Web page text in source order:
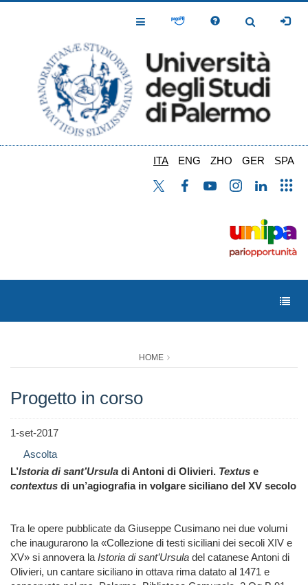
Toggle
Toggle
ITA ENG ZHO GER SPA
HOME
Progetto in corso
1-set-2017
Ascolta
L’Istoria di sant’Ursula di Antoni di Olivieri. Textus e
contextus di un’agiografia in volgare siciliano del XV secolo
Tra le opere pubblicate da Giuseppe Cusimano nei due volumi
che inaugurarono la «Collezione di testi siciliani dei secoli XIV e
XV» si annovera laIstoria di sant’Ursula del catanese Antoni di
Olivieri, un cantare siciliano in ottava rima datato al 1471 e